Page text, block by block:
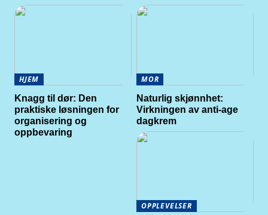
HJEM
Knagg til dør: Den
praktiske løsningen for
organisering og
oppbevaring
MOR
Naturlig skjønnhet:
Virkningen av anti-age
dagkrem
OPPLEVELSER